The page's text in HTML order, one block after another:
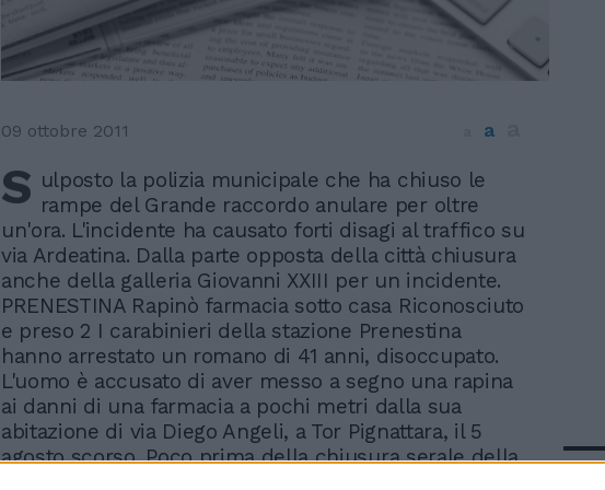
09 ottobre 2011 a
S ulposto la polizia municipale che ha chiuso le
rampe del Grande raccordo anulare per oltre
un'ora. L'incidente ha causato forti disagi al traffico su
via Ardeatina. Dalla parte opposta della città chiusura
anche della galleria Giovanni XXIII per un incidente.
PRENESTINA Rapinò farmacia sotto casa Riconosciuto
e preso 2 I carabinieri della stazione Prenestina
hanno arrestato un romano di 41 anni, disoccupato.
L'uomo è accusato di aver messo a segno una rapina
ai danni di una farmacia a pochi metri dalla sua
abitazione di via Diego Angeli, a Tor Pignattara, il 5
agosto scorso. Poco prima della chiusura serale della
In